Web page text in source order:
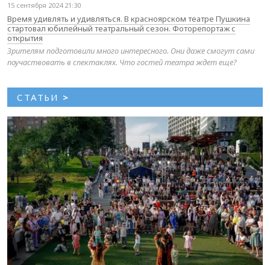
15 сентября 2024 21:30
Время удивлять и удивляться. В красноярском театре Пушкина
стартовал юбилейный театральный сезон. Фоторепортаж с
открытия
Зрителям подготовили много интересного. Они даже смогут сами
поучаствовать в спектаклях. Что гостей театра ждет еще?
СТАТЬИ >